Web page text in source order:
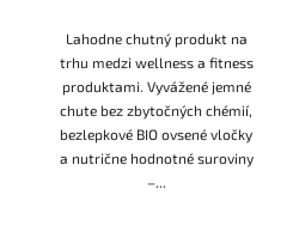
Lahodne chutný produkt na
trhu medzi wellness a fitness
produktami. Vyvážené jemné
chute bez zbytočných chémií,
bezlepkové BIO ovsené vločky
a nutrične hodnotné suroviny
–...